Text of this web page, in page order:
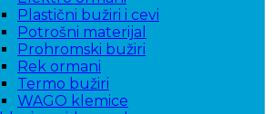
Plastični bužiri i cevi
Potrošni materijal
Prohromski bužiri
Rek ormani
Termo bužiri
WAGO klemice